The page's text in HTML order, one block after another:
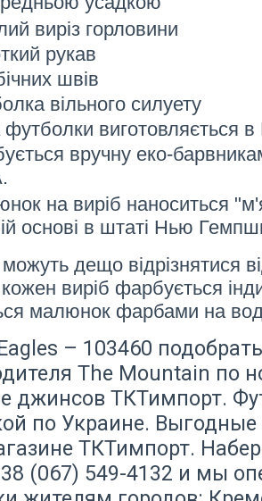
виріз горловини
рукав
швів
вільного силуету
футболки виготовляється в
вручну еко-
на виріб наноситься
основі в штаті Нью
дещо відрізнятися
кожен виріб фарбується
малюнок фарбами на
– 103460
The Mountain по
джинсов ТКТимпорт.
по Украине.
ТКТимпорт.
(067) 549-4132 и мы